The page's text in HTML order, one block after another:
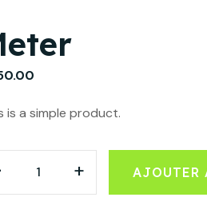
is a simple product.
quantité de meter
+ AJOUTER